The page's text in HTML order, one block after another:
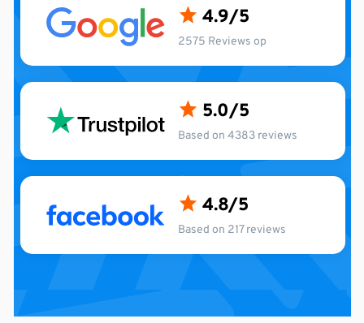
4.9
2575 Reviews op
5.0
Based on 4383 reviews
4.8
Based on 217 reviews